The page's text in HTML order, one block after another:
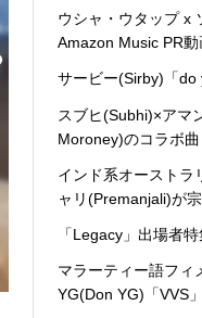
ウシャ・ウタップ x
Amazon Music PR動
サービー(Sirby)「do
スブヒ(Subhi)×アマ
Moroney)のコラボ曲
インド系オーストラ
ャリ(Premanjali)が
「Legacy」出場者
マラーティー語フィ
YG(Don YG)「VVS」